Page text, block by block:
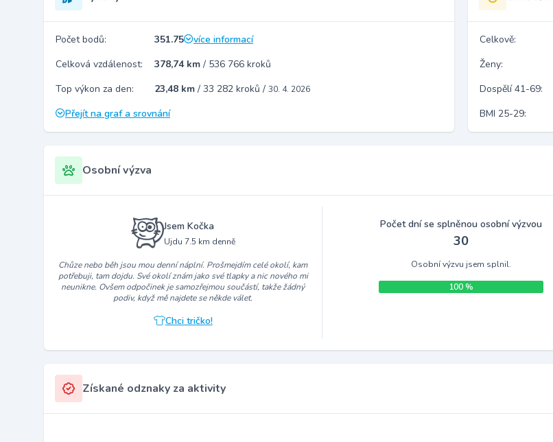
Počet bodů: 351.75
více informací
Celková vzdálenost:
378,74 km / 536 766 kroků
Top výkon za den:
23,48 km / 33 282 kroků / 30. 4. 2026
Přejít na graf a srovnání
Celkově:
Ženy:
Dospělí 41-69:
BMI 25-29:
Osobní výzva
Jsem Kočka
Ujdu 7.5 km denně
Chůze nebo běh jsou mou denní náplní. Prošmejdím celé okolí, kam
potřebuji, tam dojdu. Své okolí znám jako své tlapky a nic nového mi
neunikne. Ovšem odpočinek je samozřejmou součástí, takže žádný
podiv, když mě najdete se někde válet.
Chci tričko!
Počet dní se splněnou osobní výzvou
30
Osobní výzvu jsem splnil.
100 %
Získané odznaky za aktivity